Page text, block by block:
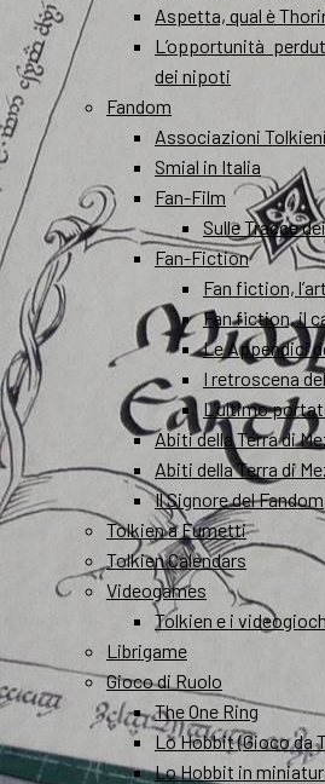
Aspetta, qual è
L’opportunità
dei nipoti
Fandom
Associazioni
Smial in Italia
Fan-Film
Sulle Tracce
Fan-Fiction
Fan fiction,
Fan fiction, il
Le Appendici
I retroscena
L’ultimo
Abiti della Terra di
Abiti della Terra di
Il Signore del Fandom
Tolkien a Fumetti
Tolkien Calendars
Videogames
Tolkien e i
Librigame
Gioco di Ruolo
The One Ring
Lo Hobbit (Gioco da
Lo Hobbit in